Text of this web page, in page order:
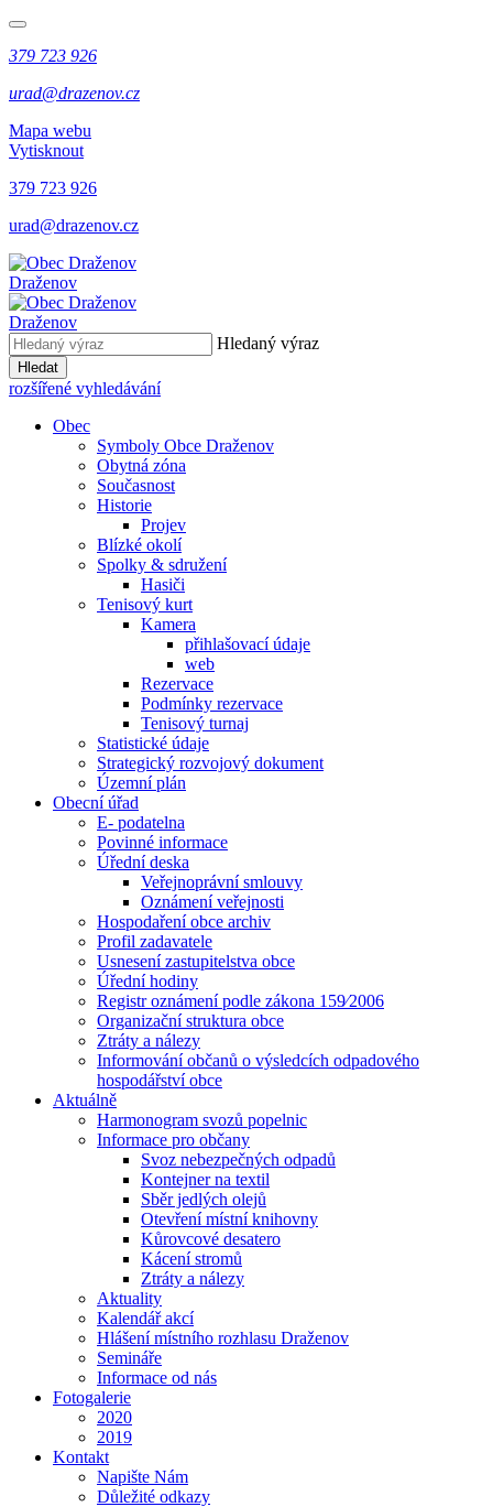
379 723 926
urad@drazenov.cz
Mapa webu
Vytisknout
379 723 926
urad@drazenov.cz
Draženov
Draženov
Hledaný výraz
Hledat
rozšířené vyhledávání
Obec
Symboly Obce Draženov
Obytná zóna
Současnost
Historie
Projev
Blízké okolí
Spolky & sdružení
Hasiči
Tenisový kurt
Kamera
přihlašovací údaje
web
Rezervace
Podmínky rezervace
Tenisový turnaj
Statistické údaje
Strategický rozvojový dokument
Územní plán
Obecní úřad
E- podatelna
Povinné informace
Úřední deska
Veřejnoprávní smlouvy
Oznámení veřejnosti
Hospodaření obce archiv
Profil zadavatele
Usnesení zastupitelstva obce
Úřední hodiny
Registr oznámení podle zákona 159⁄2006
Organizační struktura obce
Ztráty a nálezy
Informování občanů o výsledcích odpadového
hospodářství obce
Aktuálně
Harmonogram svozů popelnic
Informace pro občany
Svoz nebezpečných odpadů
Kontejner na textil
Sběr jedlých olejů
Otevření místní knihovny
Kůrovcové desatero
Kácení stromů
Ztráty a nálezy
Aktuality
Kalendář akcí
Hlášení místního rozhlasu Draženov
Semináře
Informace od nás
Fotogalerie
2020
2019
Kontakt
Napište Nám
Důležité odkazy